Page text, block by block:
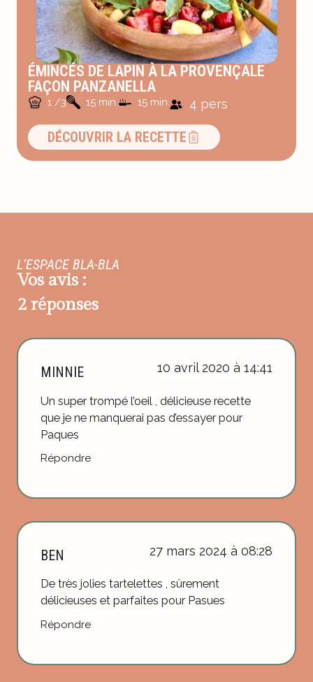
ÉMINCÉS DE LAPIN À LA PROVENÇALE
FAÇON PANZANELLA
1 /3 15 min. 15 min. 4 pers
DÉCOUVRIR LA RECETTE
L’ESPACE BLA-BLA
Vos avis :
2 réponses
MINNIE 10 avril 2020 à 14:41
Un super trompé l’oeil , délicieuse recette
que je ne manquerai pas d’essayer pour
Paques
Répondre
BEN 27 mars 2024 à 08:28
De très jolies tartelettes , sûrement
délicieuses et parfaites pour Pasues
Répondre